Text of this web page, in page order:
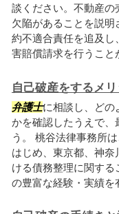
談ください。不動産の
欠陥があることを説
約不適合責任を追及し
害賠償請求を行うこと
自己破産をするメ
弁護士に相談し、どの
かを確認したうえで、
う。 桃谷法律事務所
はじめ、東京都、神
ける債務整理に関する
の豊富な経験・実績を